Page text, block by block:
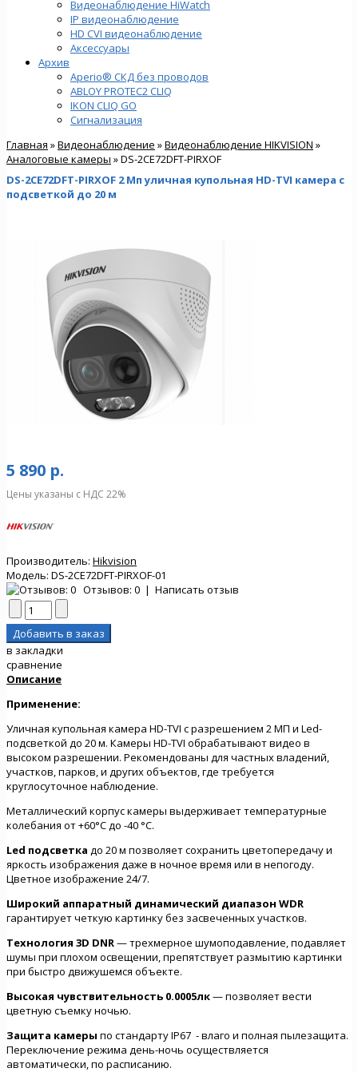
Видеонаблюдение HiWatch
IP видеонаблюдение
HD CVI видеонаблюдение
Аксессуары
Архив
Aperio® СКД без проводов
ABLOY PROTEC2 CLIQ
IKON CLIQ GO
Сигнализация
Главная »Видеонаблюдение »Видеонаблюдение HIKVISION »
Аналоговые камеры » DS-2CE72DFT-PIRXOF
DS-2CE72DFT-PIRXOF 2 Мп уличная купольная HD-TVI камера с
подсветкой до 20 м
5 890 р.
Цены указаны с НДС 22%
Производитель: Hikvision
Модель: DS-2CE72DFT-PIRXOF-01
Отзывов: 0 | Написать отзыв
в закладки
сравнение
Описание
Применение:
Уличная купольная камера HD-TVI с разрешением 2 МП и Led-
подсветкой до 20 м. Камеры HD-TVI обрабатывают видео в
высоком разрешении. Рекомендованы для частных владений,
участков, парков, и других объектов, где требуется
круглосуточное наблюдение.
Металлический корпус камеры выдерживает температурные
колебания от +60°C до -40 °C.
Led подсветка до 20 м позволяет сохранить цветопередачу и
яркость изображения даже в ночное время или в непогоду.
Цветное изображение 24/7.
Широкий аппаратный динамический диапазон WDR
гарантирует четкую картинку без засвеченных участков.
Технология 3D DNR— трехмерное шумоподавление, подавляет
шумы при плохом освещении, препятствует размытию картинки
при быстро движушемся объекте.
Высокая чувствительность 0.0005лк— позволяет вести
цветную съемку ночью.
Защита камеры по стандарту IP67 - влаго и полная пылезащита.
Переключение режима день-ночь осуществляется
автоматически, по расписанию.